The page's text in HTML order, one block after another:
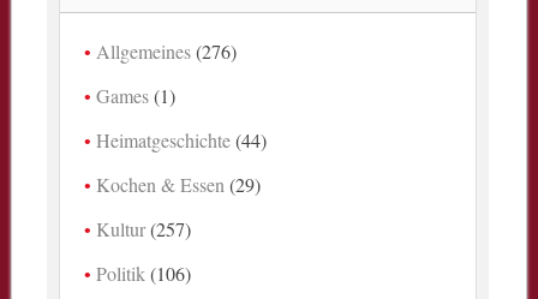
Allgemeines(276)
Games(1)
Heimatgeschichte(44)
Kochen & Essen (29)
Kultur(257)
Politik (106)